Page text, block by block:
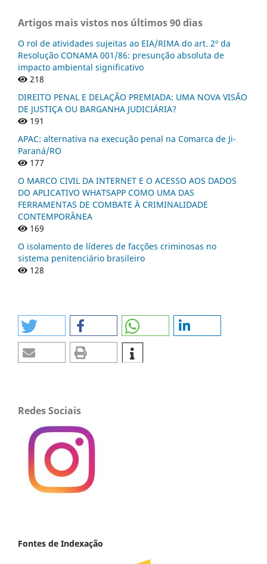
Artigos mais vistos nos últimos 90 dias
O rol de atividades sujeitas ao EIA/RIMA do art. 2º da
Resolução CONAMA 001/86: presunção absoluta de
impacto ambiental significativo
218
DIREITO PENAL E DELAÇÃO PREMIADA: UMA NOVA VISÃO
DE JUSTIÇA OU BARGANHA JUDICIÁRIA?
191
APAC: alternativa na execução penal na Comarca de Ji-
Paraná/RO
177
O MARCO CIVIL DA INTERNET E O ACESSO AOS DADOS
DO APLICATIVO WHATSAPP COMO UMA DAS
FERRAMENTAS DE COMBATE À CRIMINALIDADE
CONTEMPORÂNEA
169
O isolamento de líderes de facções criminosas no
sistema penitenciário brasileiro
128
Redes Sociais
Fontes de Indexação